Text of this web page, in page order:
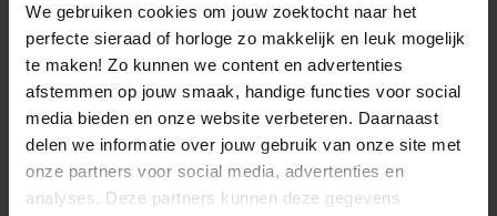
We gebruiken cookies om jouw zoektocht naar het
perfecte sieraad of horloge zo makkelijk en leuk mogelijk
te maken! Zo kunnen we content en advertenties
afstemmen op jouw smaak, handige functies voor social
media bieden en onze website verbeteren. Daarnaast
delen we informatie over jouw gebruik van onze site met
onze partners voor social media, advertenties en
analyses. Deze partners kunnen deze gegevens
handig voor het dagelijks innemen van medicijnen
of intervaltraining.
Afmetingen kast (L × B × H):
59 × 54.7 × 15.7 mm
– Fabrieksgarantie: 2 jaar
– Levering in originele G-Shock watch-box